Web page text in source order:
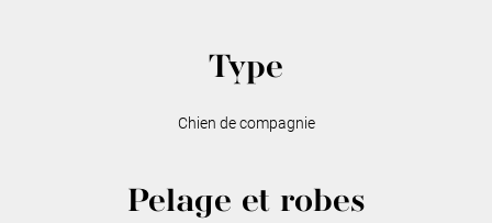
Type
Chien de compagnie
Pelage et robes